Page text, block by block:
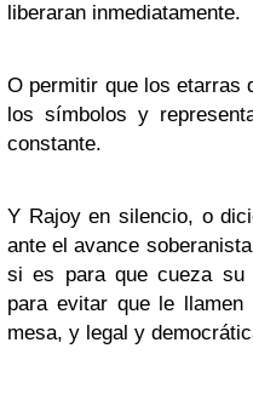
liberaran inmediatamente.
O permitir que los etarras
los símbolos y
constante.
Y Rajoy en silencio, o
ante el avance
si es para que cueza
para evitar que le
mesa, y legal y